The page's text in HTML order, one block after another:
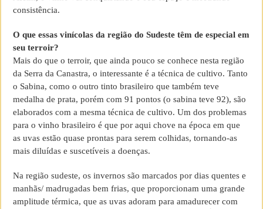
consistência.
O que essas vinícolas da região do Sudeste têm de especial em
seu terroir?
Mais do que o terroir, que ainda pouco se conhece nesta região
da Serra da Canastra, o interessante é a técnica de cultivo. Tanto
o Sabina, como o outro tinto brasileiro que também teve
medalha de prata, porém com 91 pontos (o sabina teve 92), são
elaborados com a mesma técnica de cultivo. Um dos problemas
para o vinho brasileiro é que por aqui chove na época em que
as uvas estão quase prontas para serem colhidas, tornando-as
mais diluídas e suscetíveis a doenças.
Na região sudeste, os invernos são marcados por dias quentes e
manhãs/ madrugadas bem frias, que proporcionam uma grande
amplitude térmica, que as uvas adoram para amadurecer com